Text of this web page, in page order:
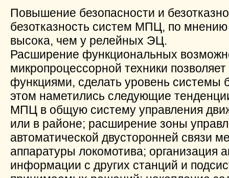
Повышение безопасности и
безотказность систем МПЦ, по мнению
высока, чем у релейных ЭЦ.
Расширение функциональных
микропроцессорной техники
функциями, сделать уровень системы
этом наметились следующие
МПЦ в общую систему управления
или в районе; расширение зоны
автоматической двусторонней связи
аппаратуры локомотива; организация
информации с других станций и